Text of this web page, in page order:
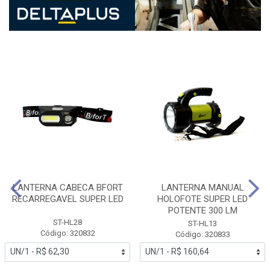
LANTERNA CABECA BFORT
RECARREGAVEL SUPER LED
ST-HL28
Código: 320832
LANTERNA MANUAL
HOLOFOTE SUPER LED
POTENTE 300 LM
ST-HL13
Código: 320833